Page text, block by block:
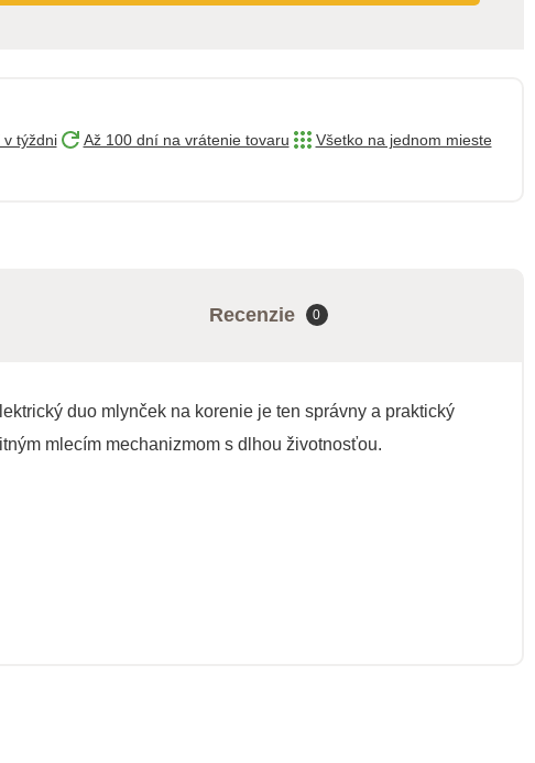
týždni Až 100 dní na vrátenie tovaru Všetko na jednom mieste
Recenzie 0
duo mlynček na korenie je ten správny a praktický
mlecím mechanizmom s dlhou životnosťou.